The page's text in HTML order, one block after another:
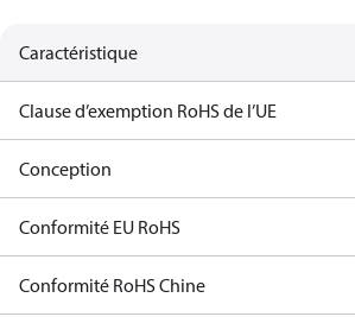
Caractéristique
Clause d’exemption RoHS de l’UE
Conception
Conformité EU RoHS
Conformité RoHS Chine